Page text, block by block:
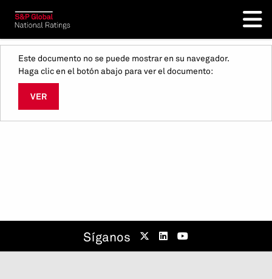
Este documento no se puede mostrar en su navegador.
Haga clic en el botón abajo para ver el documento:
VER
Síganos